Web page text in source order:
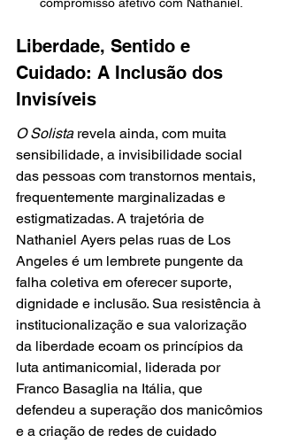
Liberdade, Sentido e
Cuidado: A Inclusão dos
Invisíveis
O Solista revela ainda, com muita
sensibilidade, a invisibilidade social
das pessoas com transtornos mentais,
frequentemente marginalizadas e
estigmatizadas. A trajetória de
Nathaniel Ayers pelas ruas de Los
Angeles é um lembrete pungente da
falha coletiva em oferecer suporte,
dignidade e inclusão. Sua resistência à
institucionalização e sua valorização
da liberdade ecoam os princípios da
luta antimanicomial, liderada por
Franco Basaglia na Itália, que
defendeu a superação dos manicômios
e a criação de redes de cuidado